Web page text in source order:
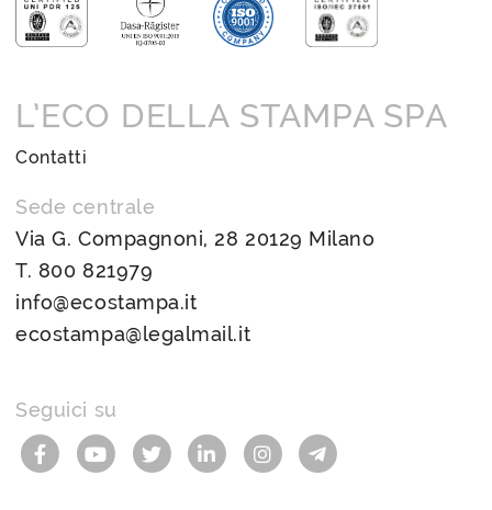
L’ECO DELLA STAMPA SPA
Contatti
Sede centrale
Via G. Compagnoni, 28 20129 Milano
T. 800 821979
info@ecostampa.it
ecostampa@legalmail.it
Seguici su